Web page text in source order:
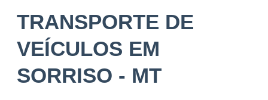
TRANSPORTE DE
VEÍCULOS EM
SORRISO - MT